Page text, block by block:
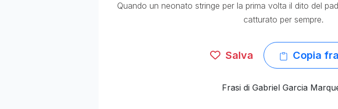
Quando un neonato stringe per la prima volta il dito del
catturato per sempre.
Salva Copia
Frasi di Gabriel Garcia